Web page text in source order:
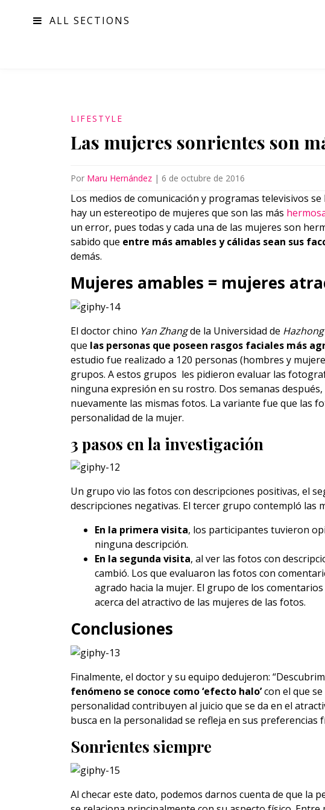
ALL SECTIONS
LIFESTYLE
Las mujeres sonrientes son
Por Maru Hernández | 6 de octubre de 2016
Los medios de comunicación y programas televisivos
hay un estereotipo de mujeres que son las más
un error, pues todas y cada una de las mujeres son
sabido que entre más amables y cálidas sean sus
demás.
Mujeres amables = mujeres
El doctor chino Yan Zhangde la Universidad de Hazhong
que las personas que poseen rasgos faciales más
estudio fue realizado a 120 personas (hombres y
grupos. A estos grupos les pidieron evaluar las
ninguna expresión en su rostro. Dos semanas
nuevamente las mismas fotos. La variante fue que las
personalidad de la mujer.
3 pasos en la investigación
Un grupo vio las fotos con descripciones positivas, el
descripciones negativas. El tercer grupo contempló las
En la primera visita, los participantes tuvieron
ninguna descripción.
En la segunda visita, al ver las fotos con
cambió. Los que evaluaron las fotos con
agrado hacia la mujer. El grupo de los
acerca del atractivo de las mujeres de las fotos.
Conclusiones
Finalmente, el doctor y su equipo dedujeron:
fenómeno se conoce como ‘efecto halo’con el que se
personalidad contribuyen al juicio que se da en el
busca en la personalidad se refleja en sus preferencias
Sonrientes siempre
Al checar este dato, podemos darnos cuenta de que la